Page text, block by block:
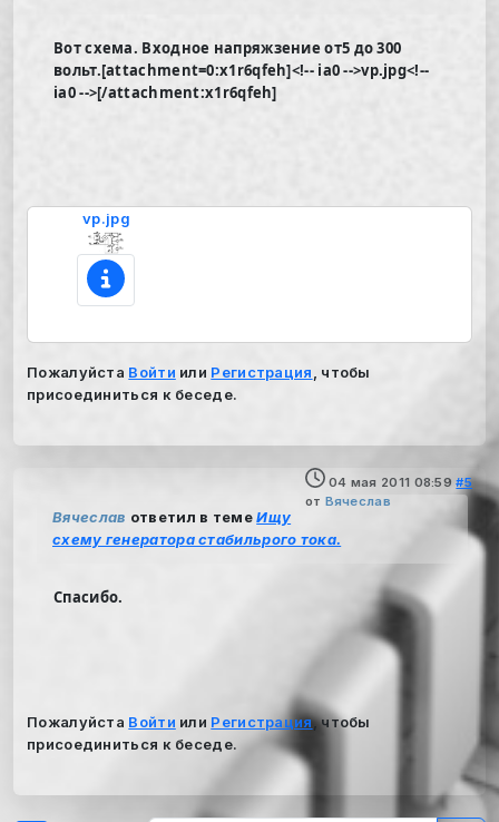
Вот схема. Входное напряжзение от5 до 300
вольт.[attachment=0:x1r6qfeh]<!-- ia0 -->vp.jpg<!--
ia0 -->[/attachment:x1r6qfeh]
vp.jpg
Пожалуйста Войти или Регистрация, чтобы
присоединиться к беседе.
04 мая 2011 08:59 #5
от Вячеслав
Вячеслав ответил в темеИщу
схему генератора стабильрого тока.
Спасибо.
Пожалуйста Войти или Регистрация, чтобы
присоединиться к беседе.